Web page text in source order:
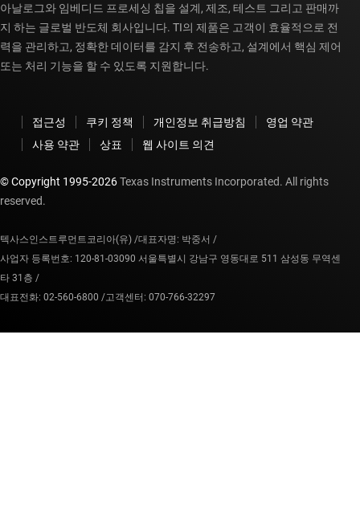
아날로그와 임베디드 프로세싱 칩을 설계, 제조, 테스트 그리고 판매까
지 하는 글로벌 반도체 회사입니다. TI의 제품은 고객이 효율적으로 전
력을 관리하고, 정확한 데이터를 감지 후 전송하고, 설계에서 핵심 제어
또는 처리 기능을 할 수 있도록 지원합니다.
접근성 쿠키 정책 개인정보 취급방침
영업 약관
사용 약관
상표 웹 사이트 의견
© Copyright 1995-2026Texas Instruments Incorporated. All rights
reserved.
텍사스인스트루먼트코리아(유) /대표자명: 박중서 /
사업자 등록번호: 120-81-03090 서울특별시 강남구 영동대로 511 삼성동 무역센
타 31층 /
대표전화: 02-560-6800 /고객센터: 070-766-32297